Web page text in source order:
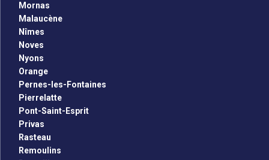
Mornas
Malaucène
Nîmes
Noves
Nyons
Orange
Pernes-les-Fontaines
Pierrelatte
Pont-Saint-Esprit
Privas
Rasteau
Remoulins